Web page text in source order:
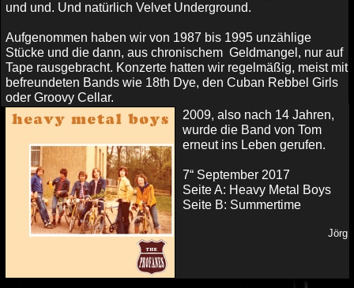
und und. Und natürlich Velvet Underground.
Aufgenommen haben wir von 1987 bis 1995 unzählige
Stücke und die dann, aus chronischem Geldmangel, nur auf
Tape rausgebracht. Konzerte hatten wir regelmäßig, meist mit
befreundeten Bands wie 18th Dye, den Cuban Rebbel Girls
oder Groovy Cellar.
2009, also nach 14 Jahren,
wurde die Band von Tom
erneut ins Leben gerufen.
7“ September 2017
Seite A: Heavy Metal Boys
Seite B: Summertime
Jörg